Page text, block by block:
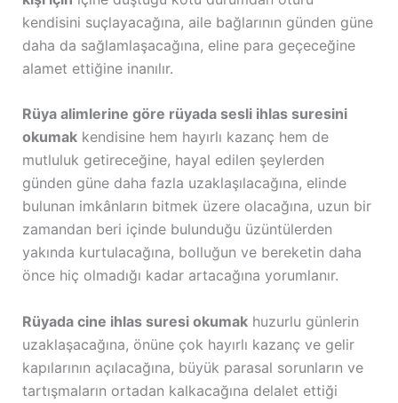
kendisini suçlayacağına, aile bağlarının günden güne
daha da sağlamlaşacağına, eline para geçeceğine
alamet ettiğine inanılır.
Rüya alimlerine göre rüyada sesli ihlas suresini
okumakkendisine hem hayırlı kazanç hem de
mutluluk getireceğine, hayal edilen şeylerden
günden güne daha fazla uzaklaşılacağına, elinde
bulunan imkânların bitmek üzere olacağına, uzun bir
zamandan beri içinde bulunduğu üzüntülerden
yakında kurtulacağına, bolluğun ve bereketin daha
önce hiç olmadığı kadar artacağına yorumlanır.
Rüyada cine ihlas suresi okumakhuzurlu günlerin
uzaklaşacağına, önüne çok hayırlı kazanç ve gelir
kapılarının açılacağına, büyük parasal sorunların ve
tartışmaların ortadan kalkacağına delalet ettiği